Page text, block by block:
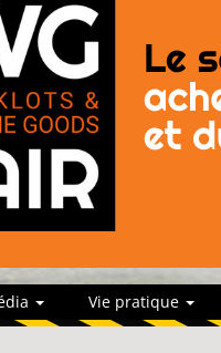
Vie pratique